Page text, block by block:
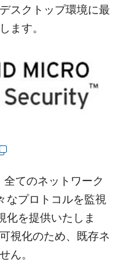
スクトップ環境に最
ます。
てのネットワーク
なプロトコルを監視
化を提供いたしま
視化のため、既存ネ
ん。